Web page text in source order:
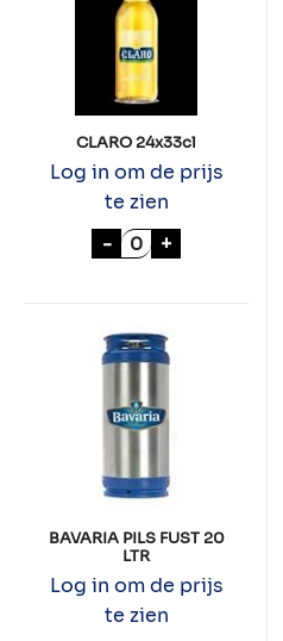
CLARO 24x33cl
Log in om de prijs
te zien
- CLARO 24x33cl
+
BAVARIA PILS FUST 20
LTR
Log in om de prijs
te zien